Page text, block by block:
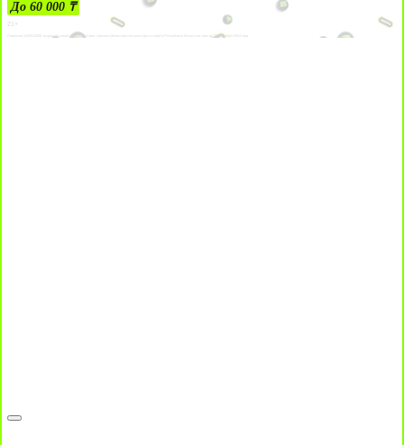
До 60 000 ₸
21+
Лицензии №24514359, выданной комитетом индустрии туризма Министерства культуры и спорта Республики Казахстан срок до 27 сентября 2034 года.